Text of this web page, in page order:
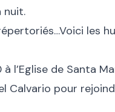
nuit.
les
l’Eglise de Santa
Calvario pour